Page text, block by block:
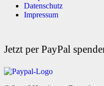
Datenschutz
Impressum
Jetzt per PayPal